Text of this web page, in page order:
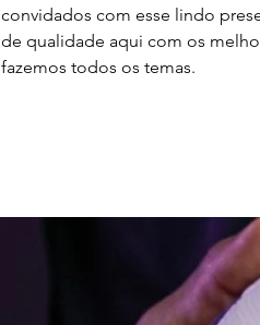
convidados com esse lindo
de qualidade aqui com os
fazemos todos os temas.